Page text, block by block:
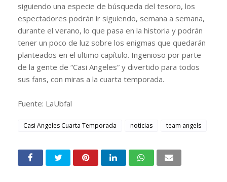
siguiendo una especie de búsqueda del tesoro, los
espectadores podrán ir siguiendo, semana a semana,
durante el verano, lo que pasa en la historia y podrán
tener un poco de luz sobre los enigmas que quedarán
planteados en el ultimo capítulo. Ingenioso por parte
de la gente de “Casi Angeles” y divertido para todos
sus fans, con miras a la cuarta temporada.
Fuente: LaUbfal
Casi Angeles Cuarta Temporada noticias team angels